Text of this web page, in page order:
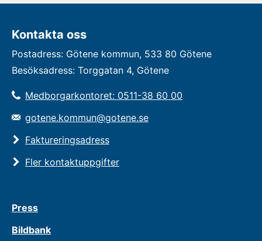
Kontakta oss
Postadress: Götene kommun, 533 80 Götene
Besöksadress: Torggatan 4, Götene
Medborgarkontoret: 0511-38 60 00
gotene.kommun@gotene.se
Faktureringsadress
Fler kontaktuppgifter
Press
Bildbank